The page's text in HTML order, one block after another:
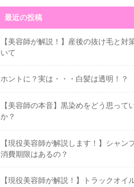
最近の投稿
【美容師が解説！】産後の抜け毛と対
いて
ホントに？実は・・・白髪は透明！？
【美容師の本音】黒染めをどう思って
か？
【現役美容師が解説します！】シャン
消費期限はあるの？
【現役美容師が解説！】トラックオイ